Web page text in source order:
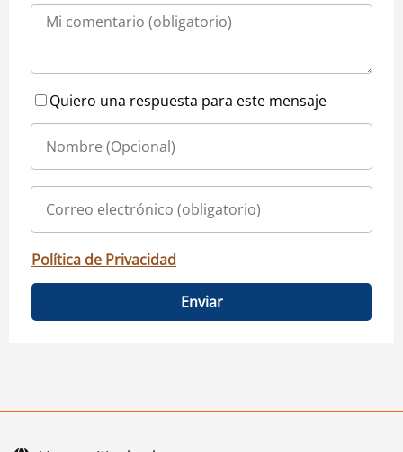
Quiero una respuesta para este mensaje
Política de Privacidad
Enviar